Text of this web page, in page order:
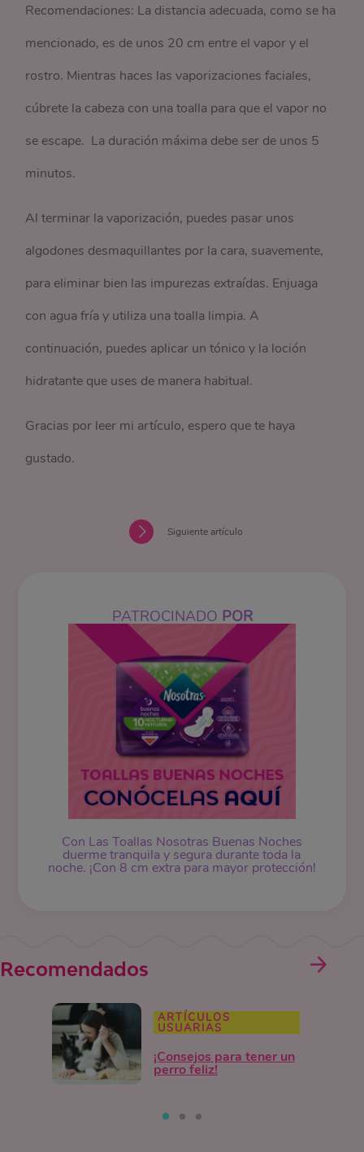
Recomendaciones: La distancia adecuada, como se ha
mencionado, es de unos 20 cm entre el vapor y el
rostro. Mientras haces las vaporizaciones faciales,
cúbrete la cabeza con una toalla para que el vapor no
se escape. La duración máxima debe ser de unos 5
minutos.
Al terminar la vaporización, puedes pasar unos
algodones desmaquillantes por la cara, suavemente,
para eliminar bien las impurezas extraídas. Enjuaga
con agua fría y utiliza una toalla limpia. A
continuación, puedes aplicar un tónico y la loción
hidratante que uses de manera habitual.
Gracias por leer mi artículo, espero que te haya
gustado.
Siguiente artículo
PATROCINADO POR
Con Las Toallas Nosotras Buenas Noches
duerme tranquila y segura durante toda la
noche. ¡Con 8 cm extra para mayor protección!
Recomendados
ARTÍCULOS
USUARIAS
¡Consejos para tener un
perro feliz!